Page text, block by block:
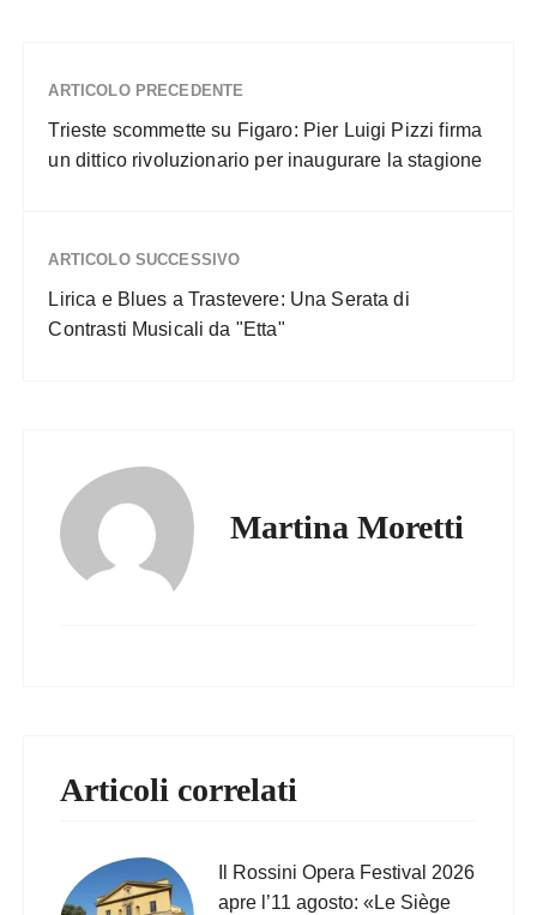
ARTICOLO PRECEDENTE
Trieste scommette su Figaro: Pier Luigi Pizzi firma
un dittico rivoluzionario per inaugurare la stagione
ARTICOLO SUCCESSIVO
Lirica e Blues a Trastevere: Una Serata di
Contrasti Musicali da "Etta"
Martina Moretti
Articoli correlati
Il Rossini Opera Festival 2026
apre l’11 agosto: «Le Siège